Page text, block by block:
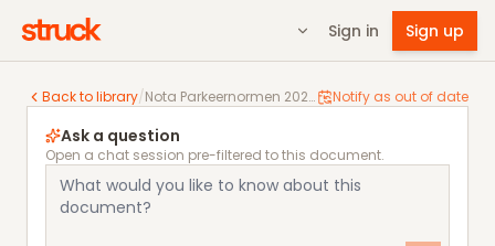
Sign in Sign up
Back to library/ Nota Parkeernormen 2023. Hilversum Notify as out of date
Nota Parkeernormen 2023. Hilversum
Ask a question
Open a chat session pre-filtered to this document.